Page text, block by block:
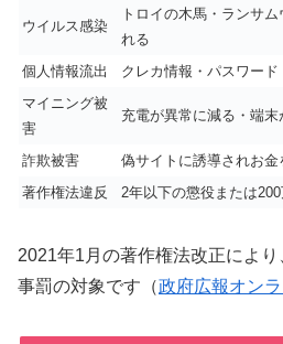
ウイルス感染
トロイの木馬・ランサ
れる
個人情報流出
クレカ情報・パスワー
マイニング被
害
充電が異常に減る・端末
詐欺被害
偽サイトに誘導されお金
著作権法違反
2年以下の懲役または
2021年1月の著作権法改正によ
事罰の対象です（政府広報オン